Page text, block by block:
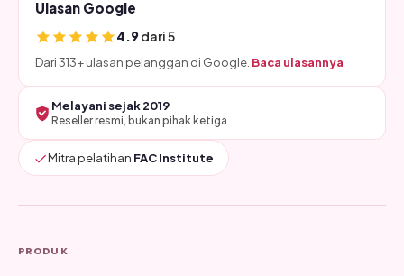
Ulasan Google
4.9dari 5
Dari 313+ ulasan pelanggan di Google. Baca ulasannya
Melayani sejak 2019
Reseller resmi, bukan pihak ketiga
Mitra pelatihan FAC Institute
PRODUK